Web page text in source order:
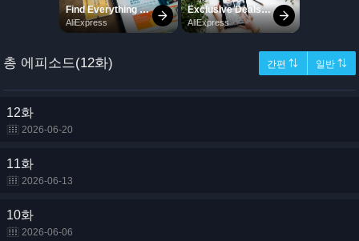
총 에피소드(12화) 간편 ⇅ 일반 ⇅
12화
2026-06-20
11화
2026-06-13
10화
2026-06-06